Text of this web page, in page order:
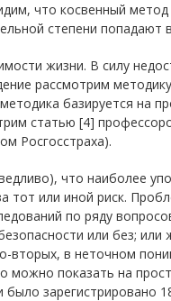
что косвенный
степени попадают
жизни. В силу
рассмотрим
базируется на
статью [4]
Росгосстраха).
что наиболее
тот или иной риск.
по ряду
или без;
вторых, в неточном
можно показать на
зарегистрировано